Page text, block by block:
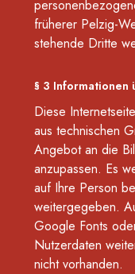
früherer Pelzig-
stehende Dritte
§ 3 Informationen
Diese
aus technischen
Angebot an die
anzupassen. Es
auf Ihre Person
weitergegeben.
Google Fonts
Nutzerdaten
nicht vorhanden.